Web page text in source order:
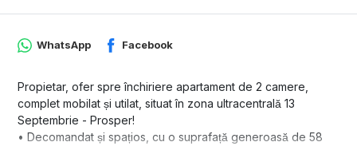
WhatsApp Facebook
Propietar, ofer spre închiriere apartament de 2 camere,
complet mobilat și utilat, situat în zona ultracentrală 13
Septembrie - Prosper!
• Decomandat și spațios, cu o suprafață generoasă de 58